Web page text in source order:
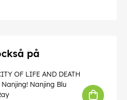
på
OF LIFE AND DEATH
Nanjing Blu